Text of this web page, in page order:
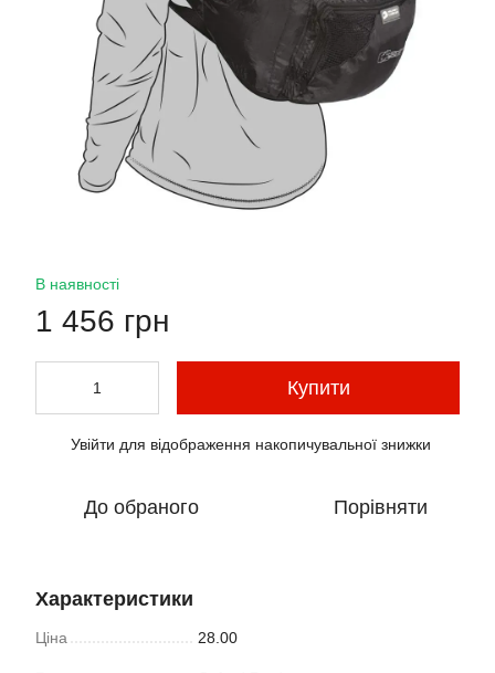
В наявності
1 456 грн
Купити
Увійти для відображення накопичувальної знижки
До обраного Порівняти
Характеристики
Ціна 28.00